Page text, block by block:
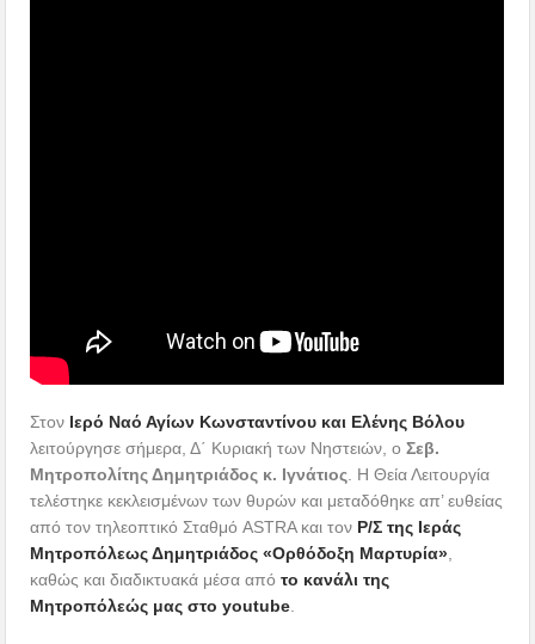
Στον Ιερό Ναό Αγίων Κωνσταντίνου και Ελένης Βόλου
λειτούργησε σήμερα, Δ΄ Κυριακή των Νηστειών, οΣεβ.
Μητροπολίτης Δημητριάδος κ. Ιγνάτιος . Η Θεία Λειτουργία
τελέστηκε κεκλεισμένων των θυρών και μεταδόθηκε απ’ ευθείας
από τον τηλεοπτικό Σταθμό ASTRA και τον Ρ/Σ της Ιεράς
Μητροπόλεως Δημητριάδος «Ορθόδοξη Μαρτυρία»
καθώς και διαδικτυακά μέσα από το κανάλι της
Μητροπόλεώς μας στο youtube